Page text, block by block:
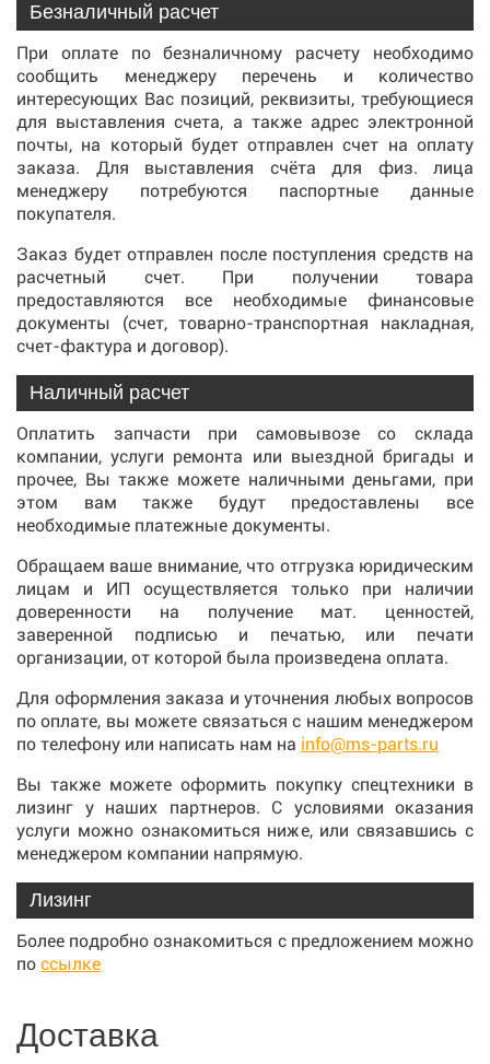
Безналичный расчет
При оплате по безналичному расчету необходимо
сообщить менеджеру перечень и количество
интересующих Вас позиций, реквизиты, требующиеся
для выставления счета, а также адрес электронной
почты, на который будет отправлен счет на оплату
заказа. Для выставления счёта для физ. лица
менеджеру потребуются паспортные данные
покупателя.
Заказ будет отправлен после поступления средств на
расчетный счет. При получении товара
предоставляются все необходимые финансовые
документы (счет, товарно-транспортная накладная,
счет-фактура и договор).
Наличный расчет
Оплатить запчасти при самовывозе со склада
компании, услуги ремонта или выездной бригады и
прочее, Вы также можете наличными деньгами, при
этом вам также будут предоставлены все
необходимые платежные документы.
Обращаем ваше внимание, что отгрузка юридическим
лицам и ИП осуществляется только при наличии
доверенности на получение мат. ценностей,
заверенной подписью и печатью, или печати
организации, от которой была произведена оплата.
Для оформления заказа и уточнения любых вопросов
по оплате, вы можете связаться с нашим менеджером
по телефону или написать нам на info@ms-parts.ru
Вы также можете оформить покупку спецтехники в
лизинг у наших партнеров. С условиями оказания
услуги можно ознакомиться ниже, или связавшись с
менеджером компании напрямую.
Лизинг
Более подробно ознакомиться с предложением можно
по ссылке
Доставка